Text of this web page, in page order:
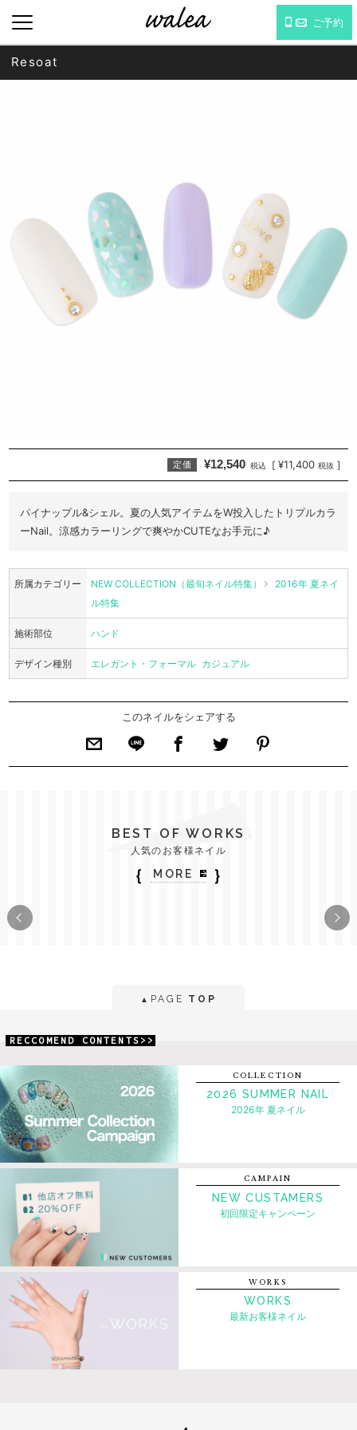
ご予約
Resoat
定価 ¥12,540 税込 [ ¥11,400 税抜 ]
パイナップル&シェル。夏の人気アイテムをW投入したトリプルカラ
ーNail。涼感カラーリングで爽やかCUTEなお手元に♪
所属カテゴリー NEW COLLECTION（最旬ネイル特集）
2016年 夏ネイ
ル特集
施術部位 ハンド
デザイン種別 エレガント・フォーマル カジュアル
このネイルをシェアする
BEST OF WORKS
人気のお客様ネイル
｛ MORE ｝
▲ PAGE TOP
RECCOMEND CONTENTS>>
COLLECTION
2026 SUMMER NAIL
2026年 夏ネイル
CAMPAIN
NEW CUSTAMERS
初回限定キャンペーン
WORKS
WORKS
最新お客様ネイル